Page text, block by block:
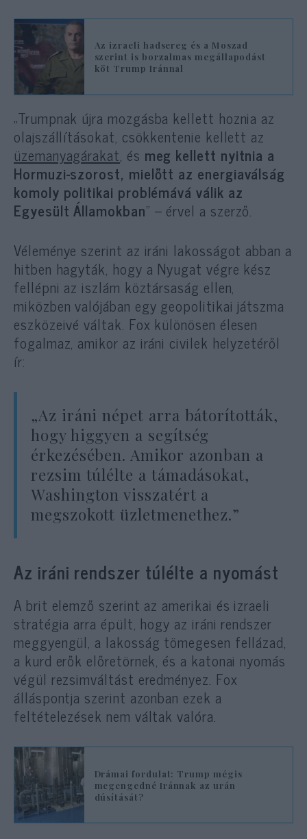
Az izraeli hadsereg és a Moszad
szerint is borzalmas megállapodást
köt Trump Iránnal
„Trumpnak újra mozgásba kellett hoznia az
olajszállításokat, csökkentenie kellett az
üzemanyagárakat, és meg kellett nyitnia a
Hormuzi-szorost, mielőtt az energiaválság
komoly politikai problémává válik az
Egyesült Államokban” – érvel a szerző.
Véleménye szerint az iráni lakosságot abban a
hitben hagyták, hogy a Nyugat végre kész
fellépni az iszlám köztársaság ellen,
miközben valójában egy geopolitikai játszma
eszközeivé váltak. Fox különösen élesen
fogalmaz, amikor az iráni civilek helyzetéről
ír:
„Az iráni népet arra bátorították,
hogy higgyen a segítség
érkezésében. Amikor azonban a
rezsim túlélte a támadásokat,
Washington visszatért a
megszokott üzletmenethez.”
Az iráni rendszer túlélte a nyomást
A brit elemző szerint az amerikai és izraeli
stratégia arra épült, hogy az iráni rendszer
meggyengül, a lakosság tömegesen fellázad,
a kurd erők előretörnek, és a katonai nyomás
végül rezsimváltást eredményez. Fox
álláspontja szerint azonban ezek a
feltételezések nem váltak valóra.
Drámai fordulat: Trump mégis
megengedné Iránnak az urán
dúsítását?